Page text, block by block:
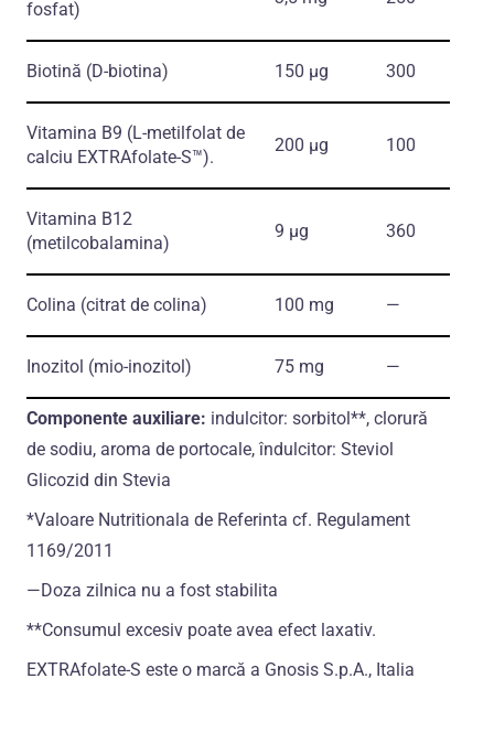
fosfat)
Biotină (D-biotina) 150 μg 300
Vitamina B9 (L-metilfolat de
calciu EXTRAfolate-S™).
200 μg 100
Vitamina B12
(metilcobalamina)
9 μg 360
Colina (citrat de colina) 100 mg ―
Inozitol (mio-inozitol) 75 mg ―
Сomponente auxiliare: indulcitor: sorbitol**, clorură
de sodiu, aroma de portocale, îndulcitor: Steviol
Glicozid din Stevia
*Valoare Nutritionala de Referinta cf. Regulament
1169/2011
―Doza zilnica nu a fost stabilita
**Consumul excesiv poate avea efect laxativ.
EXTRAfolate-S este o marcă a Gnosis S.p.A., Italia